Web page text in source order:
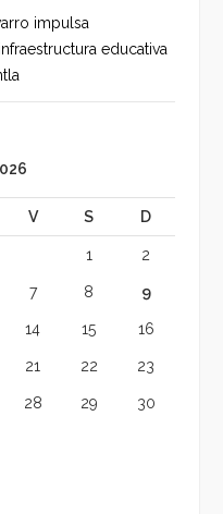
impulsa
educativa
V S D
1 2
7 8 9
14 15 16
21 22 23
28 29 30